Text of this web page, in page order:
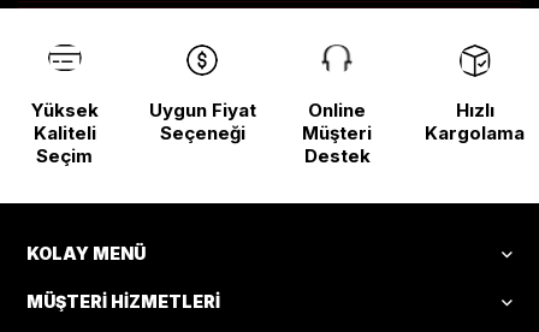
Yüksek
Kaliteli
Seçim
Uygun Fiyat
Seçeneği
Online
Müşteri
Destek
Hızlı
Kargolama
KOLAY MENÜ
MÜŞTERI HIZMETLERI